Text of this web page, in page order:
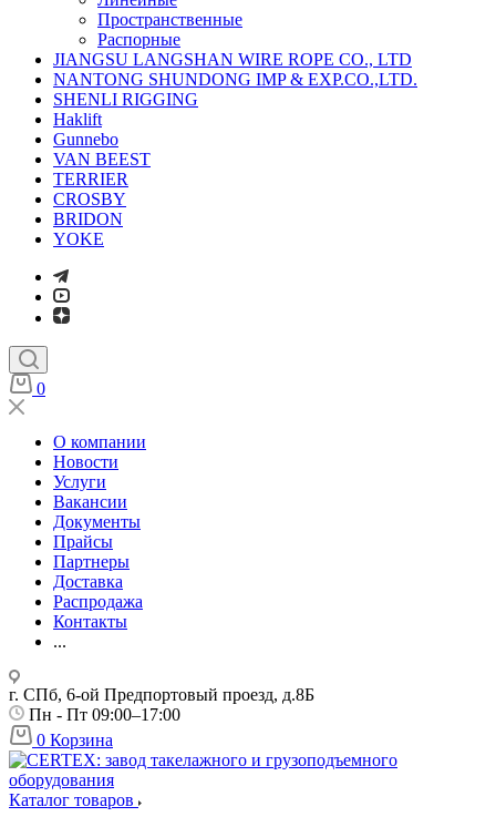
Пространственные
Распорные
JIANGSU LANGSHAN WIRE ROPE CO., LTD
NANTONG SHUNDONG IMP & EXP.CO.,LTD.
SHENLI RIGGING
Haklift
Gunnebo
VAN BEEST
TERRIER
CROSBY
BRIDON
YOKE
0
О компании
Новости
Услуги
Вакансии
Документы
Прайсы
Партнеры
Доставка
Распродажа
Контакты
...
г. СПб, 6-ой Предпортовый проезд, д.8Б
Пн - Пт 09:00–17:00
0 Корзина
Каталог товаров